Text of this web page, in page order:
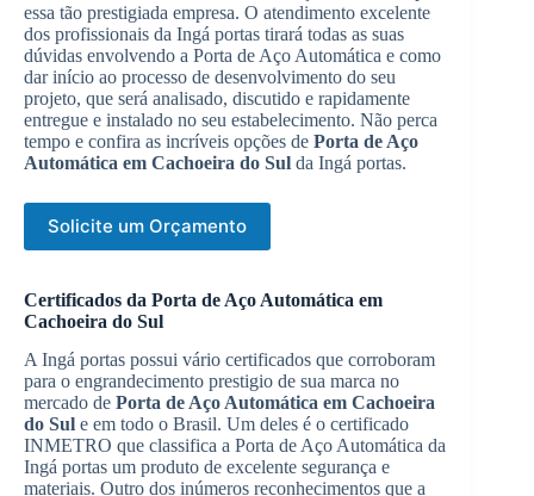
essa tão prestigiada empresa. O atendimento excelente
dos profissionais da Ingá portas tirará todas as suas
dúvidas envolvendo a Porta de Aço Automática e como
dar início ao processo de desenvolvimento do seu
projeto, que será analisado, discutido e rapidamente
entregue e instalado no seu estabelecimento. Não perca
tempo e confira as incríveis opções de Porta de Aço
Automática em Cachoeira do Sul da Ingá portas.
Solicite um Orçamento
Certificados da Porta de Aço Automática em
Cachoeira do Sul
A Ingá portas possui vário certificados que corroboram
para o engrandecimento prestigio de sua marca no
mercado de Porta de Aço Automática em Cachoeira
do Sul e em todo o Brasil. Um deles é o certificado
INMETRO que classifica a Porta de Aço Automática da
Ingá portas um produto de excelente segurança e
materiais. Outro dos inúmeros reconhecimentos que a